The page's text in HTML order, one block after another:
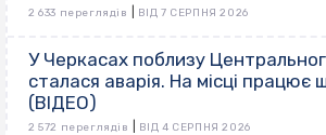
2 633 переглядів ВІД 7 СЕРПНЯ 2026
У Черкасах поблизу
сталася аварія. На місці працює
(ВІДЕО)
2 572 переглядів ВІД 4 СЕРПНЯ 2026